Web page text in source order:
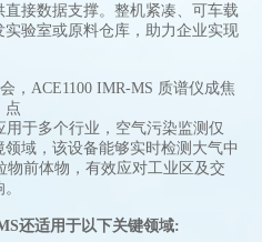
接数据支撑。整机紧凑、可车载
验室或原料仓库，助力企业实现
于多个行业，空气污染监测仅
域，该设备能够实时检测大气中
物前体物，有效应对工业区及交
还适用于以下关键领域: